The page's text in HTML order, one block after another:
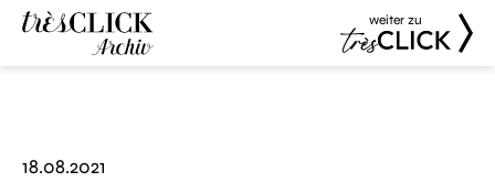
weiter zu
18.08.2021